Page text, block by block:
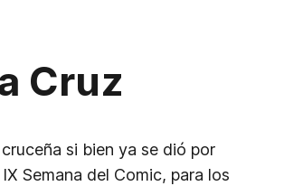
Cruz
si bien ya se dió por
Semana del Comic, para los